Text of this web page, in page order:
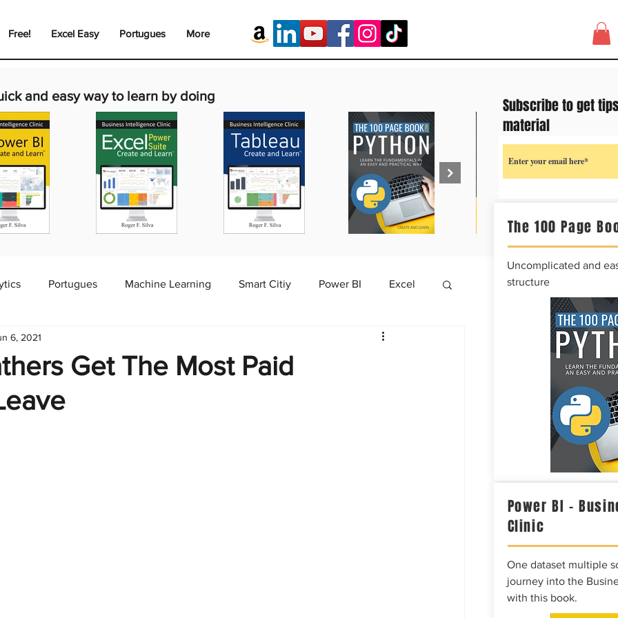
Free! Excel Easy Portugues More
and easy way to learn by doing
Portugues Machine Learning Smart Citiy Power BI Excel
Learn Excel
Get The Most Paid
6, 2021
The 100 Page
Uncomplicated and
structure
Power BI –
Clinic
One dataset multiple
journey into the
with this book.
Subscribe to get
material